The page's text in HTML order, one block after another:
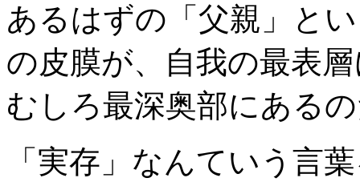
あるはずの「父親」と
の皮膜が、自我の最表
むしろ最深奥部にある
「実存」なんていう言